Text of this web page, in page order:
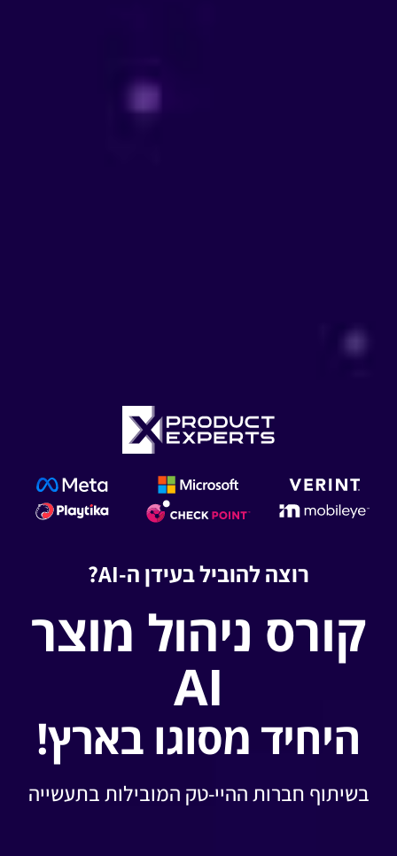
רוצה להוביל בעידן ה-AI?
קורס ניהול מוצר
AI
היחיד מסוגו בארץ!
בשיתוף חברות ההיי-טק המובילות בתעשייה